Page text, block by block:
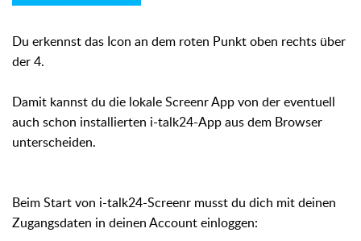
Danach kannst du das Setup starten
Du erkennst das Icon an dem roten Punkt oben rechts über
der 4.
Damit kannst du die lokale Screenr App von der eventuell
auch schon installierten i-talk24-App aus dem Browser
unterscheiden.
Beim Start von i-talk24-Screenr musst du dich mit deinen
Zugangsdaten in deinen Account einloggen: